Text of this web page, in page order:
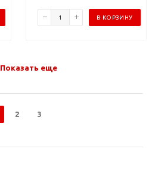
В КОРЗИНУ
Показать еще
2 3